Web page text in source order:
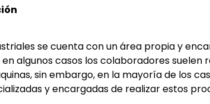
se cuenta con un área propia y
algunos casos los colaboradores suelen
sin embargo, en la mayoría de los
y encargadas de realizar estos